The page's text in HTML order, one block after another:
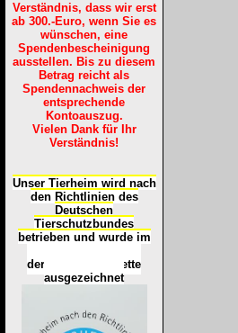
Verständnis, dass wir erst
ab 300.-Euro, wenn Sie es
wünschen, eine
Spendenbescheinigung
ausstellen. Bis zu diesem
Betrag reicht als
Spendennachweis der
entsprechende
Kontoauszug.
Vielen Dank für Ihr
Verständnis!
Unser Tierheim wird nach
den Richtlinien des
Deutschen
Tierschutzbundes
betrieben und wurde im
der
Tierheimplakette
ausgezeichnet